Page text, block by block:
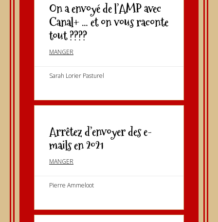
On a envoyé de l’AMP avec
Canal+ … et on vous raconte
tout ????
MANGER
Sarah Lorier Pasturel
Arrêtez d’envoyer des e-
mails en 2021
MANGER
Pierre Ammeloot